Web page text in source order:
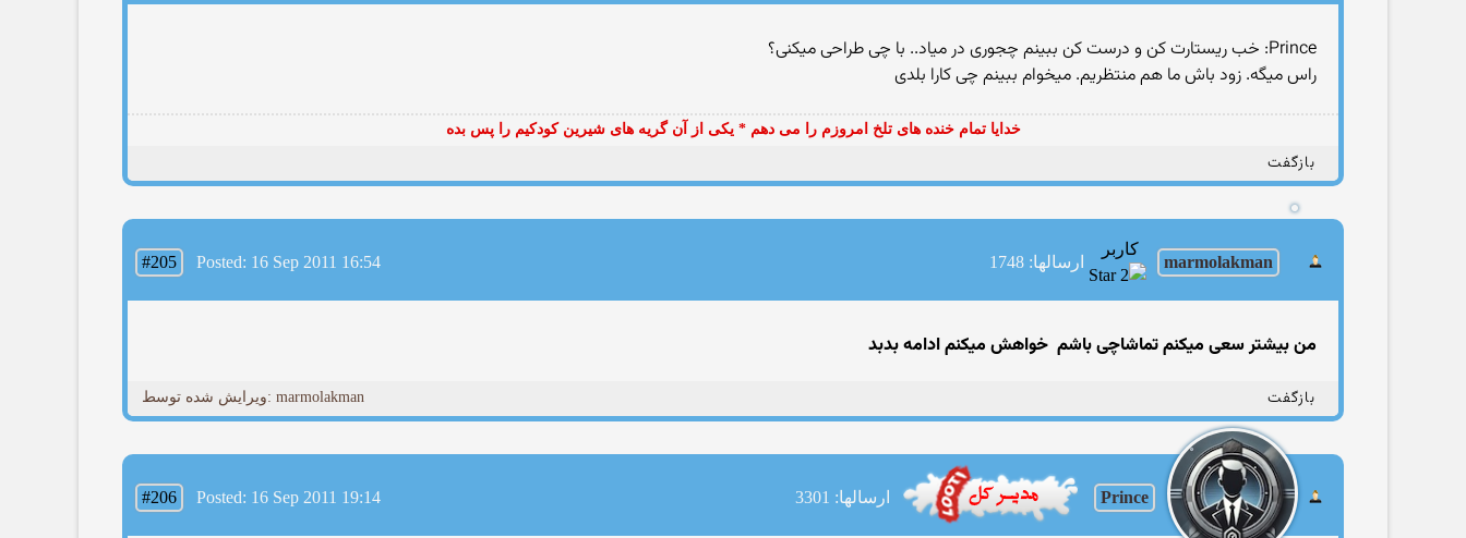
Prince: خب ریستارت كن و درست كن ببینم چجوری در میاد.. با چی طراحی میكنی؟
راس میگه. زود باش ما هم منتظریم. میخوام ببینم چی كارا بلدی
خدایا تمام خنده های تلخ امروزم را می دهم * یکی از آن گریه های شیرین کودکیم را پس بده
بازگفت
marmolakman
کاربر
ارسالها: 1748 #205 Posted: 16 Sep 2011 16:54
من بیشتر سعی میكنم تماشاچی باشم خواهش میكنم ادامه بدبد
بازگفت ویرایش شده توسط: marmolakman
Prince ارسالها: 3301 #206 Posted: 16 Sep 2011 19:14